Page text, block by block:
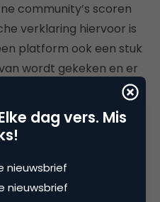
community’s scoren
verklaring hiervoor is
platform ook een stuk
wordt gekeken en er
worden voor adoptie,
andere systemen om
tipje van de sluier
dag vers. Mis
nieuwsbrief
nieuwsbrief